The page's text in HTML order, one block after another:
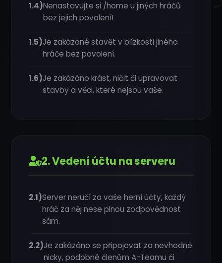
ꖌ
1.4)Nenastavujte si /home u jiných hráčů
bez jejich povolení!
1.5)Je zakázané stavět v blízkosti jiného
hráče bez povolení.
1.6)Je zakázáno krást, ničit či upravovat
stavby a věci, které nejsou vaše.
2. Vedení účtu na serveru
2.1)Server neručí za vaše herní účty, každý
hráč za něj nese plnou zodpovědnost
sám.
2.2)Je zakázáno se připojovat za nevhodné
nicky, podobné členům A-Teamu či